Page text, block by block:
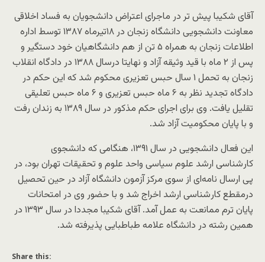
آقای شکیبا پیش تر در ماجرای اعتراض دانشجویان به فساد اخلاقی
معاونت دانشجویی دانشگاه زنجان در ۱۸تیرماه ۱۳۸۷ توسط اداره
اطلاعات زنجان به همراه ۵ تن از هم دانشگاهیان خود دستگیر و
پس از ۲ ماه با قید وثیقه آزاد و نهایتا درسال ۱۳۸۸ در دادگاه انقلاب
زنجان به تحمل ۱ سال حبس تعزیری محکوم شد که این حکم در
دادگاه تجدید نظر به ۶ ماه حبس تعزیری و ۶ ماه حبس تعلیقی
تقلیل یافت. وی برای اجرای حکم مذکور در سال ۱۳۸۹ به زندان رفت
و با پایان محکومیت آزاد شد.
این فعال دانشجویی در سال ۱۳۹۱، هنگامی که دانشجوی
کار‌شناسی ارشد علوم سیاسی واحد علوم و تحقیقات تهران بود، در
پی ارسال نامه‌ای از سوی مرکز آزمون دانشگاه آزاد در حین تحصیل
درمقطع کار‌شناسی ارشد اخراج شد و با حضور وی در امتحانات
پایان ترم ممانعت به عمل آمد. آقای شکیبا مجددا در سال ۱۳۹۳ در
همین رشته در دانشگاه علامه طباطبایی پذیرفته شد.
Share this: